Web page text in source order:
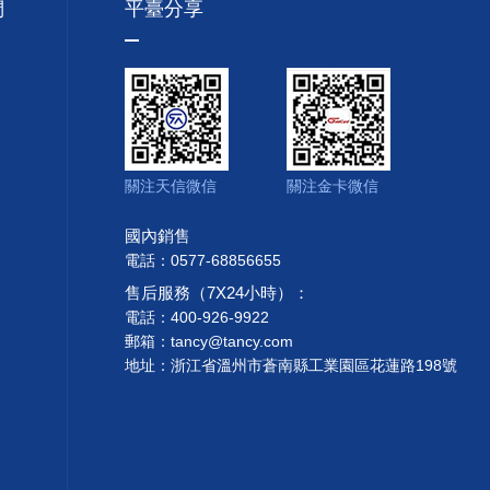
平臺分享
關注天信微信 關注金卡微信
國內銷售
電話：0577-68856655
售后服務（7X24小時）：
電話：400-926-9922
郵箱：tancy@tancy.com
地址：浙江省溫州市蒼南縣工業園區花蓮路198號